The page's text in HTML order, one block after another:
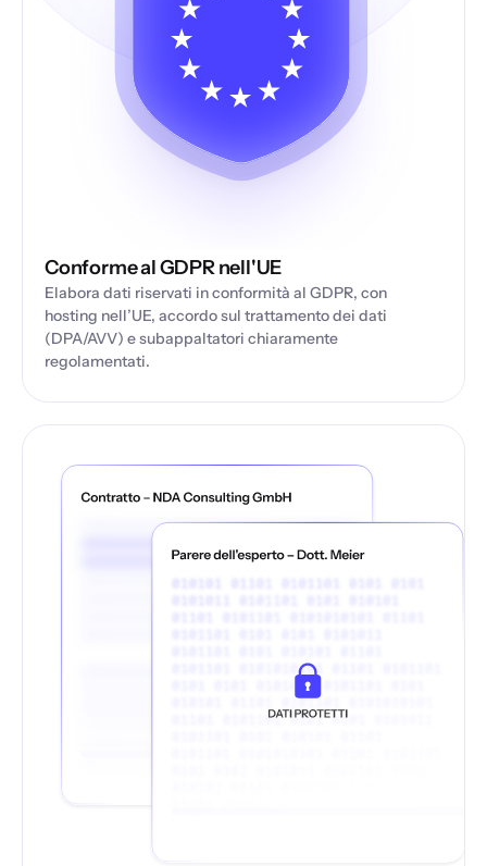
Conforme al GDPR nell'UE
Elabora dati riservati in conformità al GDPR, con
hosting nell’UE, accordo sul trattamento dei dati
(DPA/AVV) e subappaltatori chiaramente
regolamentati.